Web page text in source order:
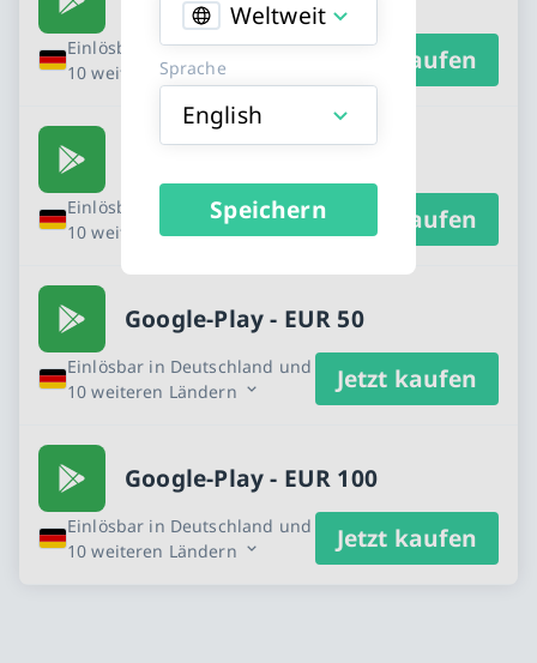
Weltweit
Sprache
English
Speichern
Einlösbar in Deutschland und
10 weiteren Ländern
Jetzt kaufen
Einlösbar in Deutschland und
10 weiteren Ländern
Jetzt kaufen
Google-Play - EUR 50
Einlösbar in Deutschland und
10 weiteren Ländern
Jetzt kaufen
Google-Play - EUR 100
Einlösbar in Deutschland und
10 weiteren Ländern
Jetzt kaufen